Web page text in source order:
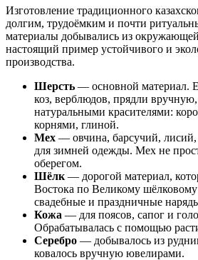
Изготовление традиционного
долгим, трудоёмким и почти
материалы добывались из
настоящий пример устойчивого и
производства.
Шерсть — основной материал.
коз, верблюдов, прядли
натуральными красителями:
корнями, глиной.
Мех — овчина, барсучий, лисий,
для зимней одежды. Мех не
оберегом.
Шёлк — дорогой материал,
Востока по Великому
свадебные и праздничные
Кожа — для поясов, сапог и
Обрабатывалась с помощью
Серебро — добывалось из
ковалось вручную ювелирами.